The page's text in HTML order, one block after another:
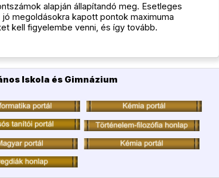
alapján állapítandó meg. Esetleges
megoldásokra kapott pontok maximuma
kell figyelembe venni, és így tovább.
Iskola és Gimnázium